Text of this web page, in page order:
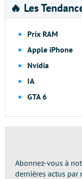
🔥 Les
Prix RAM
Apple iPhone
Nvidia
IA
GTA 6
Abonnez-vous à
dernières actus par